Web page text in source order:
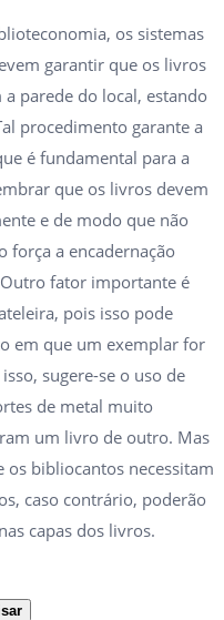
os sistemas
garantir que os livros
parede do local, estando
procedimento garante a
é fundamental para a
que os livros devem
e de modo que não
força a encadernação
fator importante é
pois isso pode
em que um exemplar for
sugere-se o uso de
de metal muito
um livro de outro. Mas
os bibliocantos necessitam
caso contrário, poderão
capas dos livros.